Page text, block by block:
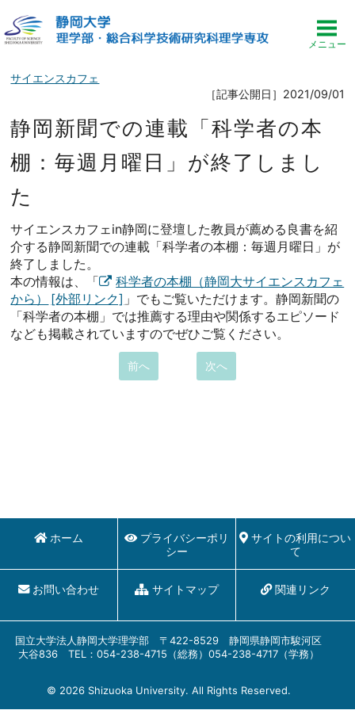
サイエンスカフェ
［記事公開日］2021/09/01
静岡新聞での連載「科学者の本
棚：毎週月曜日」が終了しまし
た
サイエンスカフェin静岡に登壇した教員が薦める良書を紹
介する静岡新聞での連載「科学者の本棚：毎週月曜日」が
終了しました。
本の情報は、「
科学者の本棚（静岡大サイエンスカフェ
から）
」でもご覧いただけます。静岡新聞の
「科学者の本棚」では推薦する理由や関係するエピソード
なども掲載されていますのでぜひご覧ください。
前へ 次へ
ホーム
プライバシーポリ
シー
サイトの利用につい
て
お問い合わせ サイトマップ 関連リンク
国立大学法人静岡大学理学部 〒422-8529 静岡県静岡市駿河区
大谷836 TEL：054-238-4715（総務）054-238-4717（学務）
© 2026 Shizuoka University. All Rights Reserved.